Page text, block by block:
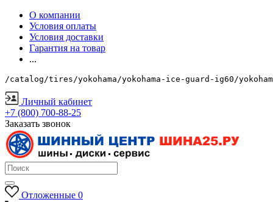
О компании
Условия оплаты
Условия доставки
Гарантия на товар
...
/catalog/tires/yokohama/yokohama-ice-guard-ig60/
Личный кабинет
+7 (800) 700-88-25
Заказать звонок
Отложенные 0